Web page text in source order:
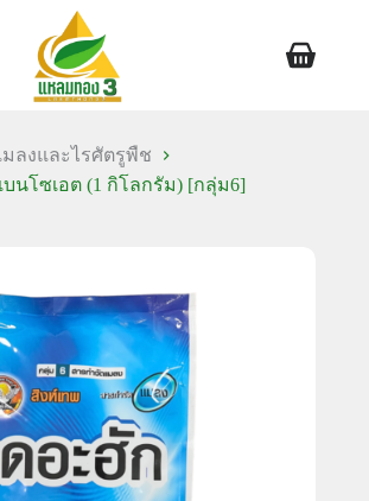
ลงและไรศัตรูพืช
บนโซเอต (1 กิโลกรัม) [กลุ่ม6]